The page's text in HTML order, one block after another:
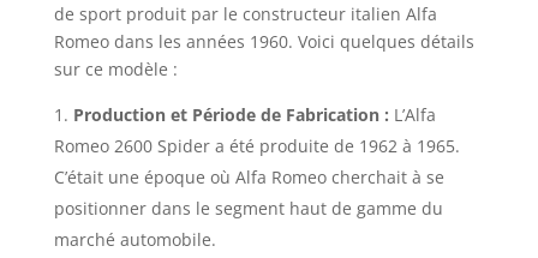
de sport produit par le constructeur italien Alfa
Romeo dans les années 1960. Voici quelques détails
sur ce modèle :
Production et Période de Fabrication : L’Alfa
Romeo 2600 Spider a été produite de 1962 à 1965.
C’était une époque où Alfa Romeo cherchait à se
positionner dans le segment haut de gamme du
marché automobile.